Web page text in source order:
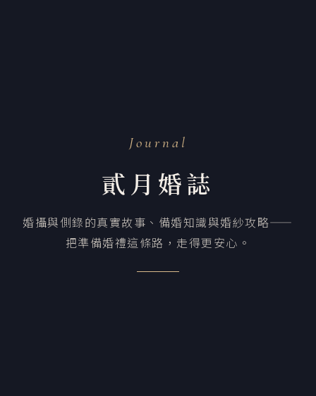
Journal
貳月婚誌
婚攝與側錄的真實故事、備婚知識與婚紗攻略——
把準備婚禮這條路，走得更安心。